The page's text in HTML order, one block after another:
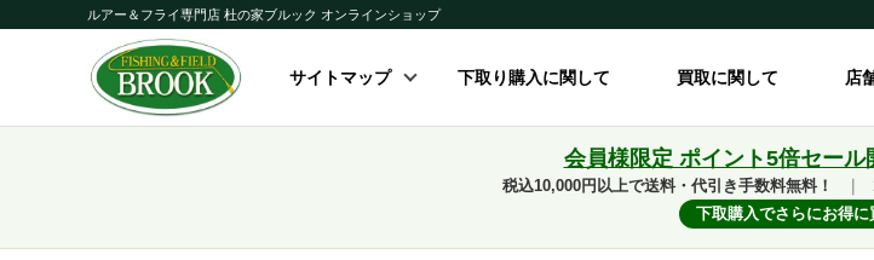
ルアー＆フライ専門店 杜の家ブルック オンラインショップ
サイトマップ 下取り購入に関して 買取に関して 店
会員様限定 ポイント5倍セール
税込10,000円以上で送料・代引き手数料無料！
下取購入でさらにお得に